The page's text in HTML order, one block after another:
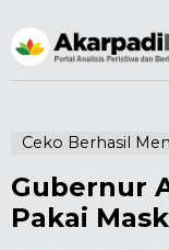
Ceko Berhasil
Gubernur
Pakai